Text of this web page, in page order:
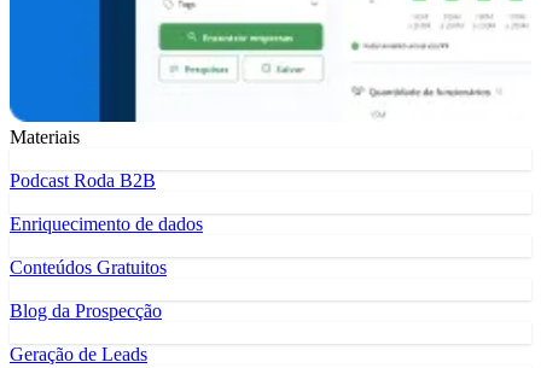
Materiais
Podcast Roda B2B
Enriquecimento de dados
Conteúdos Gratuitos
Blog da Prospecção
Geração de Leads